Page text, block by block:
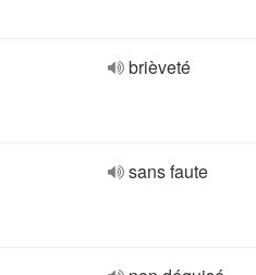
brièveté
sans faute